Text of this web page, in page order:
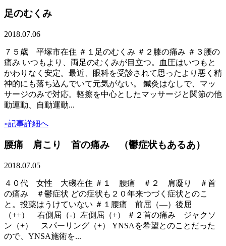
足のむくみ
2018.07.06
７５歳 平塚市在住 ＃１足のむくみ ＃２膝の痛み ＃３腰の
痛み いつもより、両足のむくみが目立つ。血圧はいつもと
かわりなく安定。最近、眼科を受診されて思ったより悪く精
神的にも落ち込んでいて元気がない。 鍼灸はなしで、マッ
サージのみで対応。軽擦を中心としたマッサージと関節の他
動運動、自動運動...
»記事詳細へ
腰痛 肩こり 首の痛み （鬱症状もあるあ）
2018.07.05
４０代 女性 大磯在住 ＃１ 腰痛 ＃２ 肩凝り ＃首
の痛み ＃鬱症状 どの症状も２０年来つづく症状とのこ
と。投薬はうけていない ＃１腰痛 前屈（―）後屈
（++） 右側屈（-）左側屈（+） ＃２首の痛み ジャクソ
ン（+） スパーリング（+） YNSAを希望とのことだった
ので、YNSA施術を...